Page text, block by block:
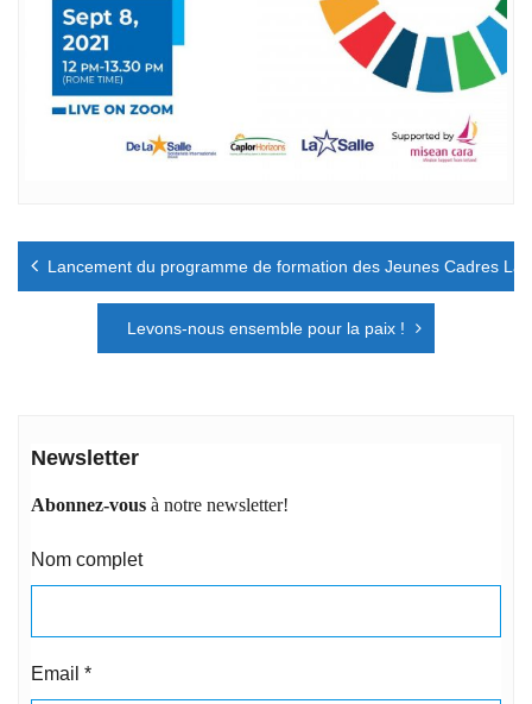
Navigation
Lancement du programme de formation des Jeunes Cadres
Levons-nous ensemble pour la paix !
Newsletter
Abonnez-vous à notre newsletter!
Nom complet
Email *